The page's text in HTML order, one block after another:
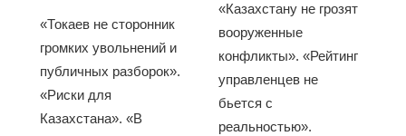
«Токаев не сторонник
громких увольнений и
публичных разборок».
«Риски для
Казахстана». «В
«Казахстану не грозят
вооруженные
конфликты». «Рейтинг
управленцев не
бьется с
реальностью».